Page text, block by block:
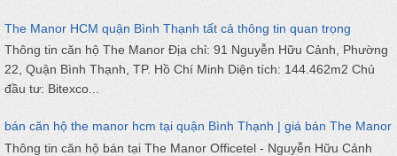
The Manor HCM quận Bình Thạnh tất cả thông tin quan trọng
Thông tin căn hộ The Manor Địa chỉ: 91 Nguyễn Hữu Cảnh, Phường
22, Quận Bình Thạnh, TP. Hồ Chí Minh Diện tích: 144.462m2 Chủ
đầu tư: Bitexco...
bán căn hộ the manor hcm tại quận Bình Thạnh | giá bán The Manor
Thông tin căn hộ bán tại The Manor Officetel - Nguyễn Hữu Cảnh